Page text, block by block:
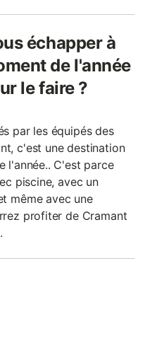
échapper à
de l'année
le faire ?
par les équipés des
c'est une destination
l'année.. C'est parce
piscine, avec un
même avec une
profiter de Cramant